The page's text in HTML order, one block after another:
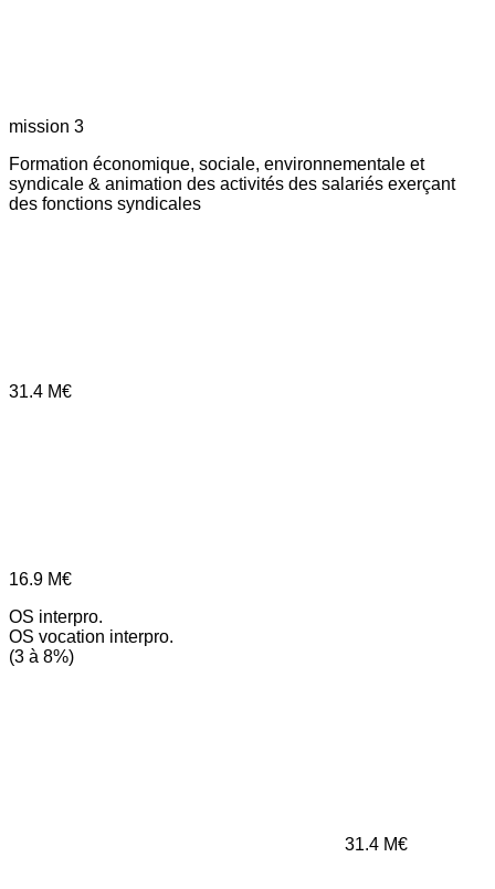
mission 3
Formation économique, sociale, environnementale et
syndicale & animation des activités des salariés exerçant
des fonctions syndicales
31.4 M€
16.9 M€
OS interpro.
OS vocation interpro.
(3 à 8%)
31.4 M€